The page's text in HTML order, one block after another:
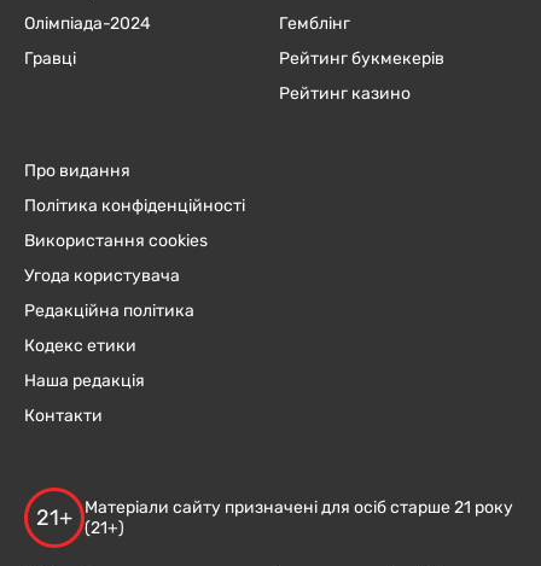
Олімпіада-2024
Гравці
Гемблінг
Рейтинг букмекерів
Рейтинг казино
Про видання
Політика конфіденційності
Використання cookies
Угода користувача
Редакційна політика
Кодекс етики
Наша редакція
Контакти
21+
Матеріали сайту призначені для осіб старше 21 року
(21+)